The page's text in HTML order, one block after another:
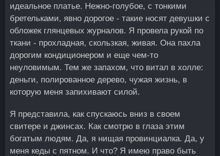
идеальное платье. Нежно-голубое, с тонкими
бретельками, явно дорогое - такие носят девушки с
обложек глянцевых журналов. Я провела рукой по
ткани - прохладная, скользкая, живая. Она пахла
дорогим кондиционером и еще чем-то
неуловимым. Тем же запахом, что витал в холле:
деньги, полированное дерево, чужая жизнь, в
которую меня запихивают силой.
Я представила, как спускаюсь вниз в своем
свитере и джинсах. Как смотрю в глаза этим
богатым людям. Да, я нищая провинциалка. Да, у
меня кеды с пятном. И что? Я имею право быть